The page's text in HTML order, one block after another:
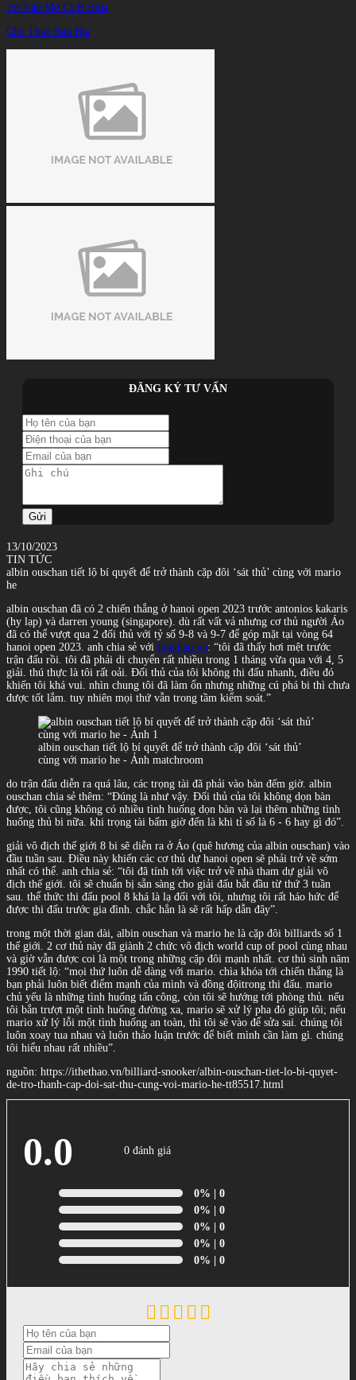
TIN TỨC /
Tư Vấn Mở CLB Bida
Cho Thuê Bàn Bia
ĐĂNG KÝ TƯ VẤN
Gửi
13/10/2023
TIN TỨC
albin ouschan tiết lộ bí quyết để trở thành cặp đôi ‘sát thủ’ cùng với mario
he
albin ouschan đã có 2 chiến thắng ở hanoi open 2023 trước antonios kakaris
(hy lạp) và darren young (singapore). dù rất vất vả nhưng cơ thủ người Áo
đã có thể vượt qua 2 đối thủ với tỷ số 9-8 và 9-7 để góp mặt tại vòng 64
hanoi open 2023. anh chia sẻ với ithethao.vn: “tôi đã thấy hơi mệt trước
trận đấu rồi. tôi đã phải di chuyển rất nhiều trong 1 tháng vừa qua với 4, 5
giải. thú thực là tôi rất oải. Đối thủ của tôi không thi đấu nhanh, điều đó
khiến tôi khá vui. nhìn chung tôi đã làm ổn nhưng những cú phá bi thì chưa
được tốt lắm. tuy nhiên mọi thứ vẫn trong tầm kiểm soát.”
albin ouschan tiết lộ bí quyết để trở thành cặp đôi ‘sát thủ’
cùng với mario he - Ảnh matchroom
do trận đấu diễn ra quá lâu, các trọng tài đã phải vào bàn đếm giờ. albin
ouschan chia sẻ thêm: “Đúng là như vậy. Đối thủ của tôi không dọn bàn
được, tôi cũng không có nhiều tình huống dọn bàn và lại thêm những tình
huống thủ bi nữa. khi trọng tài bấm giờ đến là khi tỉ số là 6 - 6 hay gì đó”.
giải vô địch thế giới 8 bi sẽ diễn ra ở Áo (quê hương của albin ouschan) vào
đầu tuần sau. Điều này khiến các cơ thủ dự hanoi open sẽ phải trở về sớm
nhất có thể. anh chia sẻ: “tôi đã tính tới việc trở về nhà tham dự giải vô
địch thế giới. tôi sẽ chuẩn bị sẵn sàng cho giải đấu bắt đầu từ thứ 3 tuần
sau. thể thức thi đấu pool 8 khá là lạ đối với tôi, nhưng tôi rất háo hức để
được thi đấu trước gia đình. chắc hẳn là sẽ rất hấp dẫn đây”.
trong một thời gian dài, albin ouschan và mario he là cặp đôi billiards số 1
thế giới. 2 cơ thủ này đã giành 2 chức vô địch world cup of pool cùng nhau
và giờ vẫn được coi là một trong những cặp đôi mạnh nhất. cơ thủ sinh năm
1990 tiết lộ: “mọi thứ luôn dễ dàng với mario. chìa khóa tới chiến thắng là
bạn phải luôn biết điểm mạnh của mình và đồng độitrong thi đấu. mario
chủ yếu là những tình huống tấn công, còn tôi sẽ hướng tới phòng thủ. nếu
tôi bắn trượt một tình huống đường xa, mario sẽ xử lý pha đó giúp tôi; nếu
mario xử lý lỗi một tình huống an toàn, thì tôi sẽ vào để sửa sai. chúng tôi
luôn xoay tua nhau và luôn thảo luận trước để biết mình cần làm gì. chúng
tôi hiểu nhau rất nhiều”.
nguồn: https://ithethao.vn/billiard-snooker/albin-ouschan-tiet-lo-bi-quyet-
de-tro-thanh-cap-doi-sat-thu-cung-voi-mario-he-tt85517.html
0.0 0 đánh giá
0% | 0
0% | 0
0% | 0
0% | 0
0% | 0